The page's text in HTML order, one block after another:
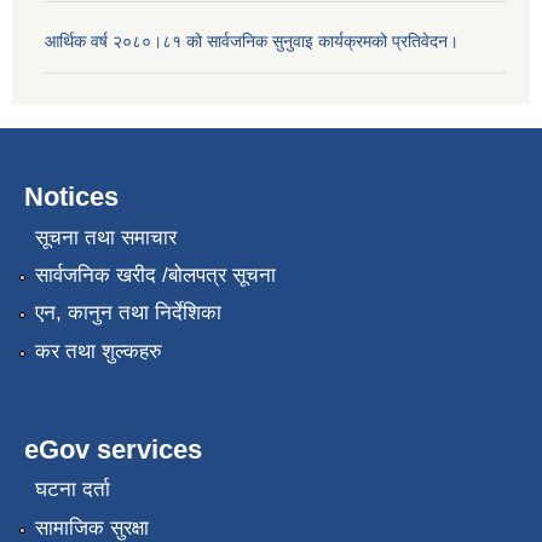
आर्थिक वर्ष २०८०।८१ को सार्वजनिक सुनुवाइ कार्यक्रमको प्रतिवेदन।
Notices
सूचना तथा समाचार
सार्वजनिक खरीद /बोलपत्र सूचना
एन, कानुन तथा निर्देशिका
कर तथा शुल्कहरु
eGov services
घटना दर्ता
सामाजिक सुरक्षा